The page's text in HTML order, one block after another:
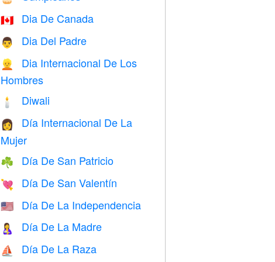
🇨🇦 Dia De Canada
👨 Dia Del Padre
👱
Dia Internacional De Los
Hombres
🕯 Diwali
👩
Día Internacional De La
Mujer
☘️ Día De San Patricio
💘 Día De San Valentín
🇺🇸 Día De La Independencia
🤱 Día De La Madre
⛵️ Día De La Raza